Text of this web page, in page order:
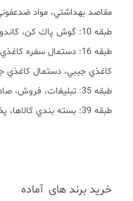
مقاصد بهداشتي، مواد
طبقه 10: گوش پاك كن، كاندوم
طبقه 16: دستمال سفره
كاغذي جيبي، دستمال كاغذي
طبقه 35: تبليغات، فروش، صادرات
طبقه 39: بسته بندي كالاها، پخش
خرید برند های آماده